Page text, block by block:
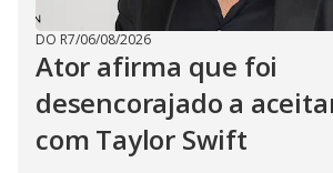
DO R7/06/08/2026
Ator afirma que foi
desencorajado a
com Taylor Swift